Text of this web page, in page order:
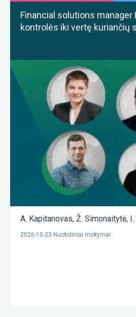
Financial solutions manager
kontrolės iki vertę kuriančių
A. Kapitanovas, Ž. Simonaitytė,
2026-10-23 Nuotoliniai mokymai